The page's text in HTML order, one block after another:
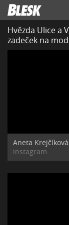
Hvězda Ulice a
zadeček na
Aneta
instagram